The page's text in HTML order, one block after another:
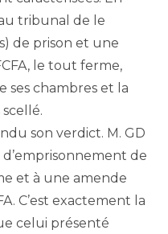
tribunal de le
de prison et une
le tout ferme,
ses chambres et la
son verdict. M. GD
de
et à une amende
C’est exactement la
celui présenté